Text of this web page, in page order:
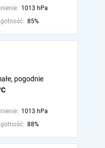
1013 hPa
85%
pogodnie
1013 hPa
88%